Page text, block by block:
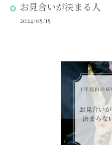
お見合いが決まる人
2024/05/15